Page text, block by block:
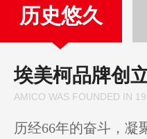
历史悠久
埃美柯品牌创
AMICO WAS FOUNDED IN
历经66年的奋斗，凝